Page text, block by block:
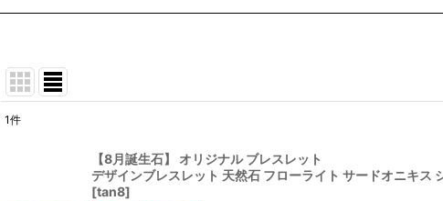
1件
【8月誕生石】 オリジナル ブレスレット
デザインブレスレット 天然石 フローライト サードオニキ
[tan8]